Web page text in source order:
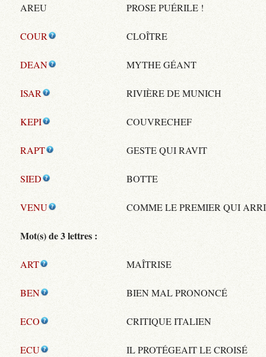
AREU PROSE PUÉRILE !
COUR CLOÎTRE
DEAN MYTHE GÉANT
ISAR RIVIÈRE DE MUNICH
KEPI COUVRECHEF
RAPT GESTE QUI RAVIT
SIED BOTTE
VENU COMME LE PREMIER QUI
Mot(s) de 3 lettres :
ART MAÎTRISE
BEN BIEN MAL PRONONCÉ
ECO CRITIQUE ITALIEN
ECU IL PROTÉGEAIT LE CROISÉ